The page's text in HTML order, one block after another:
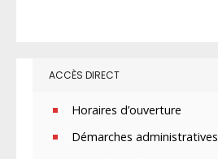
ACCÈS DIRECT
Horaires d’ouverture
Démarches administratives